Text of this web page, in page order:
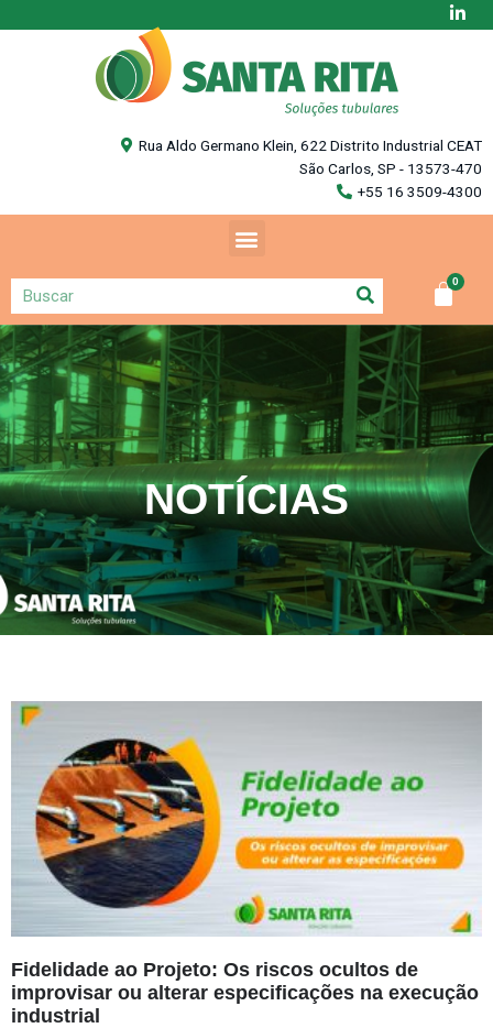
Rua Aldo Germano Klein, 622 Distrito Industrial CEAT
São Carlos, SP - 13573-470
+55 16 3509-4300
NOTÍCIAS
Fidelidade ao Projeto: Os riscos ocultos de
improvisar ou alterar especificações na execução
industrial